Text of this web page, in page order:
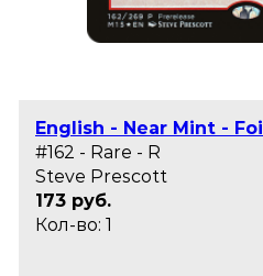
English - Near Mint - Foil
#162 - Rare - R
Steve Prescott
173 руб.
Кол-во: 1